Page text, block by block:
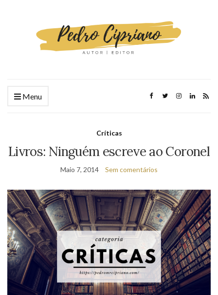
Menu
Críticas
Livros: Ninguém escreve ao Coronel
Maio 7, 2014 Sem comentários